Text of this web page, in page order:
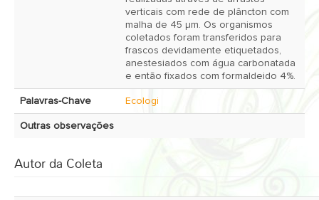
verticais com rede de plâncton com
malha de 45 µm. Os organismos
coletados foram transferidos para
frascos devidamente etiquetados,
anestesiados com água carbonatada
e então fixados com formaldeido 4%.
Palavras-Chave Ecologi
Outras observações
Autor da Coleta